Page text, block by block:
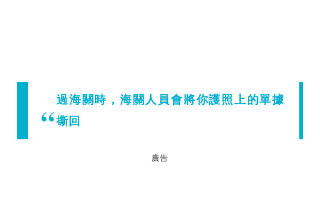
過海關時，海關人員會將你護照上的單據
撕回
廣告